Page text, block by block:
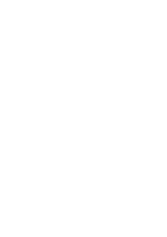
שבע נט לחצו כאן
ועושים מאמץ לאתר את
לידינו. אם זיהיתים
זכויות בו, אתם רשאים
מהשימוש באמצעות